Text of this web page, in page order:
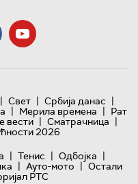
| Свет | Србија данас |
| Мерила времена | Рат
вести | Сматрачница |
2026
| Тенис | Одбојка |
| Ауто-мото | Остали
РТС